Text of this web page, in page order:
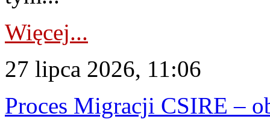
Więcej...
27 lipca 2026, 11:06
Proces Migracji CSIRE –